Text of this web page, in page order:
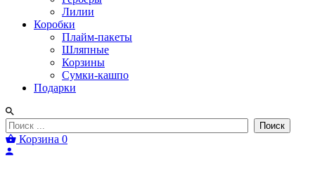
Лилии
Коробки
Плайм-пакеты
Шляпные
Корзины
Сумки-кашпо
Подарки
Поиск
Корзина 0